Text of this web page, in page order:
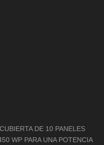
DE 10 PANELES
WP PARA UNA POTENCIA